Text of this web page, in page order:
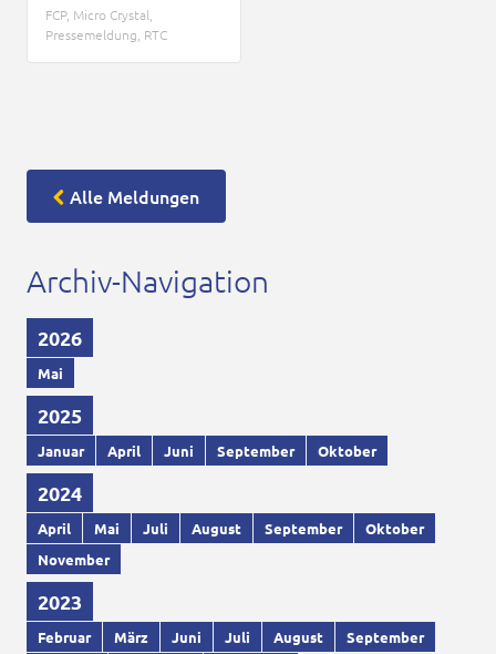
FCP, Micro Crystal
Pressemeldung RTC
Alle Meldungen
Archiv-Navigation
2026
Mai
2025
Januar April Juni September Oktober
2024
April Mai Juli August September
Oktober
November
2023
Februar März Juni Juli August
September